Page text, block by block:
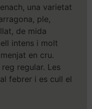
una varietat
ple,
de mida
intens i molt
en cru.
regular. Les
febrer i es cull el